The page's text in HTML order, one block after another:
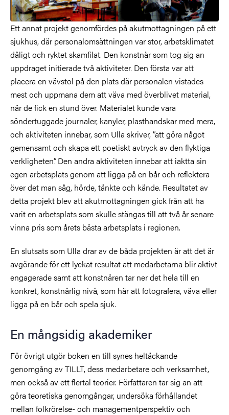
Ett annat projekt genomfördes på akutmottagningen på ett
sjukhus, där personalomsättningen var stor, arbetsklimatet
dåligt och ryktet skamfilat. Den konstnär som tog sig an
uppdraget initierade två aktiviteter. Den första var att
placera en vävstol på den plats där personalen vistades
mest och uppmana dem att väva med överblivet material,
när de fick en stund över. Materialet kunde vara
söndertuggade journaler, kanyler, plasthandskar med mera,
och aktiviteten innebar, som Ulla skriver, ”att göra något
gemensamt och skapa ett poetiskt avtryck av den flyktiga
verkligheten”. Den andra aktiviteten innebar att iaktta sin
egen arbetsplats genom att ligga på en bår och reflektera
över det man såg, hörde, tänkte och kände. Resultatet av
detta projekt blev att akutmottagningen gick från att ha
varit en arbetsplats som skulle stängas till att två år senare
vinna pris som årets bästa arbetsplats i regionen.
En slutsats som Ulla drar av de båda projekten är att det är
avgörande för ett lyckat resultat att medarbetarna blir aktivt
engagerade samt att konstnären tar ner det hela till en
konkret, konstnärlig nivå, som här att fotografera, väva eller
ligga på en bår och spela sjuk.
En mångsidig akademiker
För övrigt utgör boken en till synes heltäckande
genomgång av TILLT, dess medarbetare och verksamhet,
men också av ett flertal teorier. Författaren tar sig an att
göra teoretiska genomgångar, undersöka förhållandet
mellan folkrörelse- och managementperspektiv och